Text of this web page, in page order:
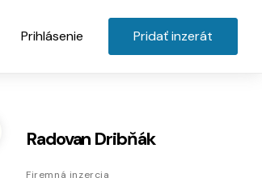
Prihlásenie Pridať inzerát
Radovan Dribňák
Firemná inzercia